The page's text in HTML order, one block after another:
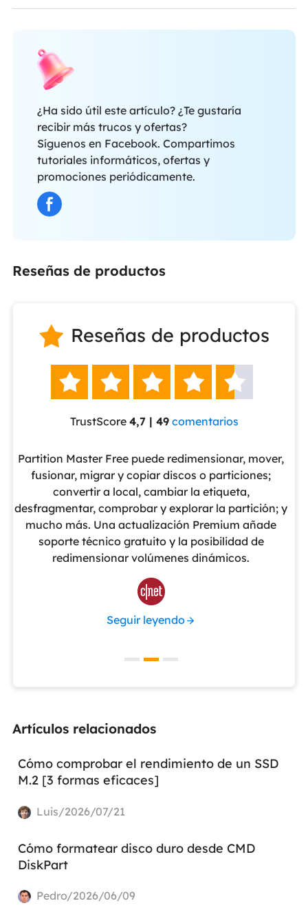
¿Ha sido útil este artículo? ¿Te gustaría
recibir más trucos y ofertas?
Síguenos en Facebook. Compartimos
tutoriales informáticos, ofertas y
promociones periódicamente.
Reseñas de productos
 Reseñas de productos
    
TrustScore 4,7 | 49 comentarios
Partition Master Free puede redimensionar, mover,
fusionar, migrar y copiar discos o particiones;
convertir a local, cambiar la etiqueta,
desfragmentar, comprobar y explorar la partición; y
mucho más. Una actualización Premium añade
soporte técnico gratuito y la posibilidad de
redimensionar volúmenes dinámicos.

Seguir leyendo
Artículos relacionados
Cómo comprobar el rendimiento de un SSD
M.2 [3 formas eficaces]
Luis/2026/07/21
Cómo formatear disco duro desde CMD
DiskPart
Pedro/2026/06/09